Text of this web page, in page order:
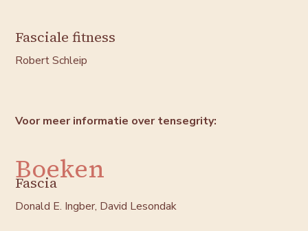
Boeken
Fasciale fitness
Robert Schleip
Voor meer informatie over tensegrity:
Fascia
Donald E. Ingber, David Lesondak